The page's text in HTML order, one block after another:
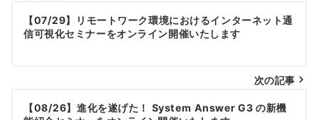
投
稿
ナ
ビ
【07/29】リモートワーク環境におけるインターネット通
信可視化セミナーをオンライン開催いたします
次の記事
【08/26】進化を遂げた！ System Answer G3 の新機